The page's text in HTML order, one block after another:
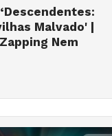
Malvado' |
Nem